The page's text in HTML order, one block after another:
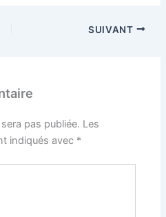
SUIVANT
pas publiée. Les
indiqués avec *